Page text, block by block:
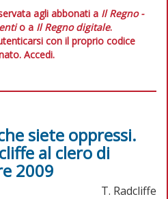
agli abbonati a Il Regno -
o a Il Regno digitale.
con il proprio codice
Accedi.
siete oppressi.
al clero di
2009
T. Radcliffe